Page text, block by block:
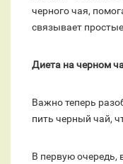
черного чая,
связывает
Диета на черном
Важно теперь
пить черный чай,
В первую